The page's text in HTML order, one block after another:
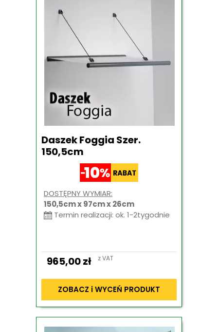
Daszek Foggia Szer.
150,5cm
DOSTĘPNY WYMIAR:
150,5cm x 97cm x 26cm
Termin realizacji: ok. 1-2tygodnie
965,00zł z VAT
ZOBACZ i WYCEŃ PRODUKT